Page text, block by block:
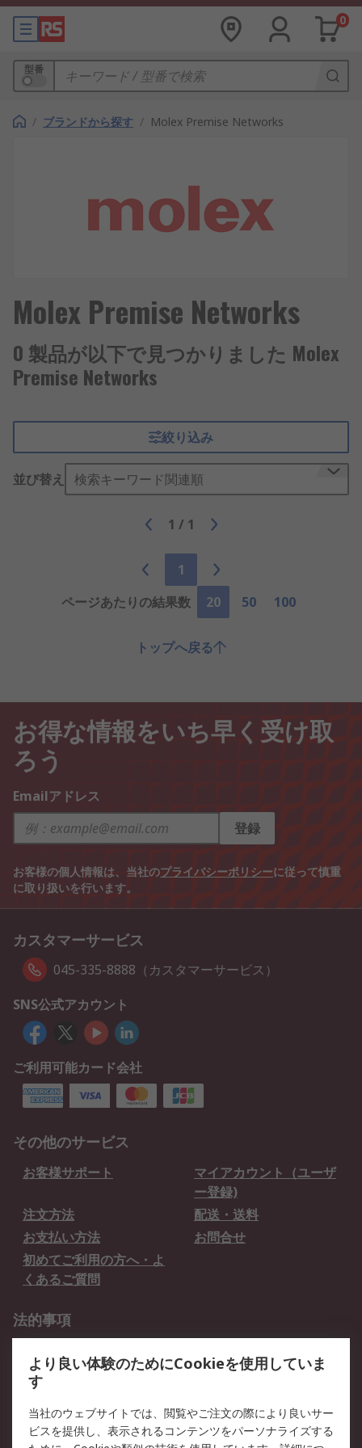
0
型番
/ ブランドから探す / Molex Premise Networks
Molex Premise Networks
0 製品が以下で見つかりました Molex
Premise Networks
絞り込み
並び替え 検索キーワード関連順
1 / 1
1
ページあたりの結果数
20 50 100
トップへ戻る
お得な情報をいち早く受け取
ろう
Emailアドレス
登録
お客様の個人情報は、当社のプライバシーポリシーに従って慎重
に取り扱いを行います。
カスタマーサービス
045-335-8888（カスタマーサービス）
SNS公式アカウント
ご利用可能カード会社
その他のサービス
お客様サポート
マイアカウント（ユーザ
ー登録)
注文方法
配送・送料
お支払い方法
お問合せ
初めてご利用の方へ・よ
くあるご質問
法的事項
クッキーポリシー
RSについて
会社概要 採用情報
より良い体験のためにCookieを使用していま
す
当社のウェブサイトでは、閲覧やご注文の際により良いサー
ビスを提供し、表示されるコンテンツをパーソナライズする